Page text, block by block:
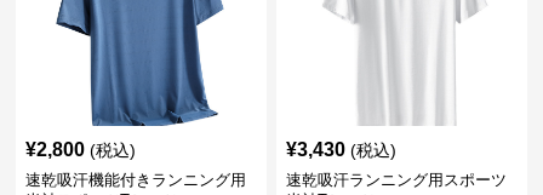
¥2,800 (税込)
速乾吸汗機能付きランニング用
¥3,430 (税込)
速乾吸汗ランニング用スポーツ